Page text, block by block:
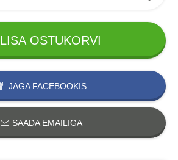
LISA OSTUKORVI
JAGA FACEBOOKIS
SAADA EMAILIGA